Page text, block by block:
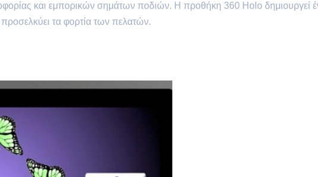
και εμπορικών σημάτων ποδιών. Η προθήκη 360 Holo δημιουργεί
προσελκύει τα φορτία των πελατών.